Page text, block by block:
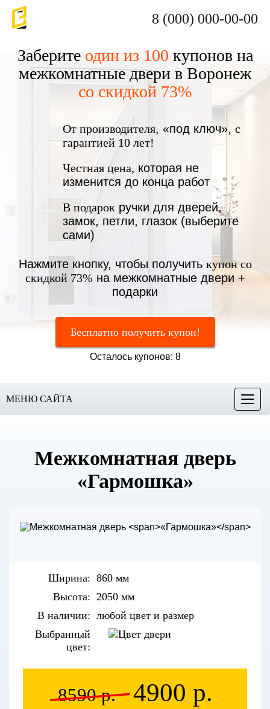
8 (000) 000-00-00
Заберите один из 100 купонов на
межкомнатные двери в Воронеж
со скидкой 73%
От производителя, «под ключ», с
гарантией 10 лет!
Честная цена, которая не
изменится до конца работ
В подарок ручки для дверей,
замок, петли, глазок (выберите
сами)
Нажмите кнопку, чтобы получить купон со
скидкой 73% на межкомнатные двери +
подарки
Бесплатно получить купон!
Осталось купонов: 8
Меню
МЕНЮ САЙТА
Межкомнатная дверь
«Гармошка»
Ширина: 860 мм
Высота: 2050 мм
В наличии: любой цвет и размер
Выбранный
цвет:
8590 р. 4900 р.